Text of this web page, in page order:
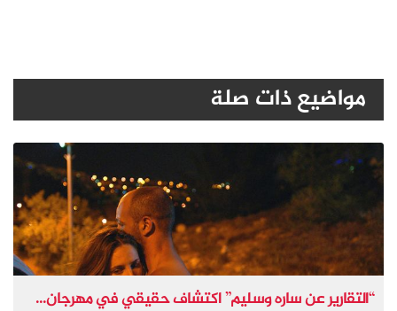
مواضيع ذات صلة
“التقارير عن ساره وسليم” اكتشاف حقيقي في مهرجان...